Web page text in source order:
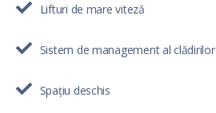
Lifturi de mare viteză
Sistem de management al clădirilor
Spațiu deschis